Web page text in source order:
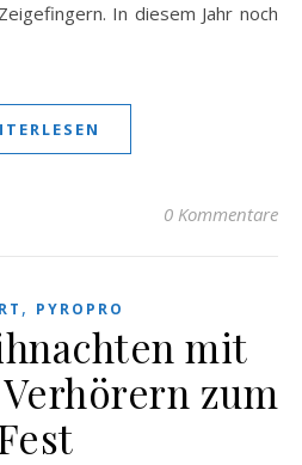
In diesem Jahr noch
0 Kommentare
, PYROPRO
mit
zum